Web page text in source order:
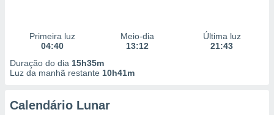
Primeira luz
04:40
Meio-dia
13:12
Última luz
21:43
Duração do dia 15h35m
Luz da manhã restante 10h41m
Calendário Lunar